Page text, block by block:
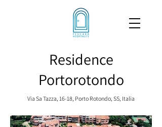
Residence
Portorotondo
Via Sa Tazza, 16-18, Porto Rotondo, SS, Italia